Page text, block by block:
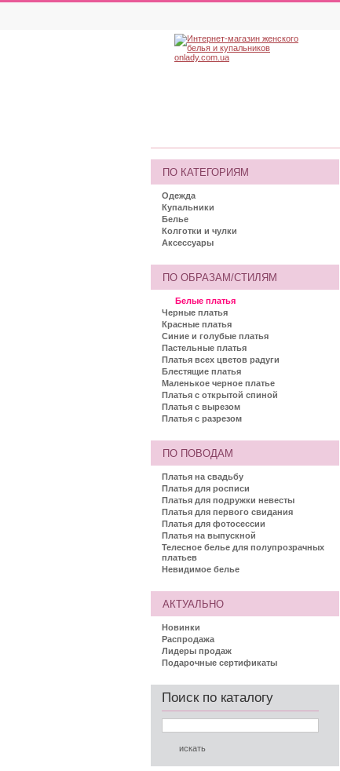
ПО КАТЕГОРИЯМ
Одежда
Купальники
Белье
Колготки и чулки
Аксессуары
ПО ОБРАЗАМ/СТИЛЯМ
Белые платья
Черные платья
Красные платья
Синие и голубые платья
Пастельные платья
Платья всех цветов радуги
Блестящие платья
Маленькое черное платье
Платья с открытой спиной
Платья с вырезом
Платья с разрезом
ПО ПОВОДАМ
Платья на свадьбу
Платья для росписи
Платья для подружки невесты
Платья для первого свидания
Платья для фотосессии
Платья на выпускной
Телесное белье для полупрозрачных
платьев
Невидимое белье
АКТУАЛЬНО
Новинки
Распродажа
Лидеры продаж
Подарочные сертификаты
Поиск по каталогу